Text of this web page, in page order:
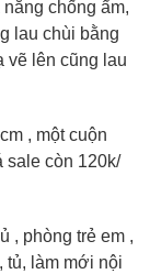
chống ẩm,
lau chùi bằng
vẽ lên cũng lau
, một cuộn
sale còn 120k/
, phòng trẻ em ,
tủ, làm mới nội